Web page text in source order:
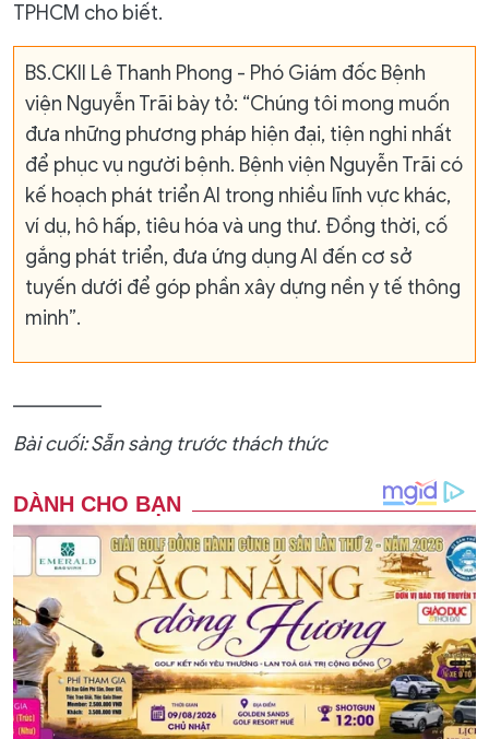
TPHCM cho biết.
BS.CKII Lê Thanh Phong - Phó Giám đốc Bệnh
viện Nguyễn Trãi bày tỏ: “Chúng tôi mong muốn
đưa những phương pháp hiện đại, tiện nghi nhất
để phục vụ người bệnh. Bệnh viện Nguyễn Trãi có
kế hoạch phát triển AI trong nhiều lĩnh vực khác,
ví dụ, hô hấp, tiêu hóa và ung thư. Đồng thời, cố
gắng phát triển, đưa ứng dụng AI đến cơ sở
tuyến dưới để góp phần xây dựng nền y tế thông
minh”.
Bài cuối: Sẵn sàng trước thách thức